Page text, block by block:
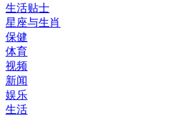
生活贴士
星座与生肖
保健
体育
视频
新闻
娱乐
生活